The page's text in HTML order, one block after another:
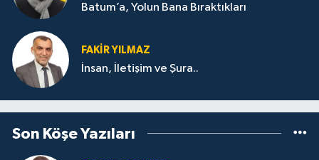
Batum’a, Yolun Bana Bıraktıkları
FAKIR YILMAZ
İnsan, İletişim ve Şura..
Son Köşe Yazıları